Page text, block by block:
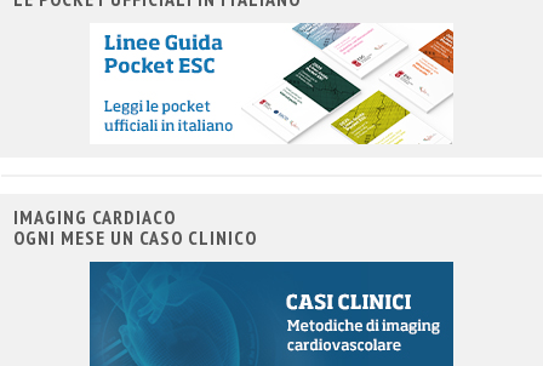
IMAGING CARDIACO
OGNI MESE UN CASO CLINICO